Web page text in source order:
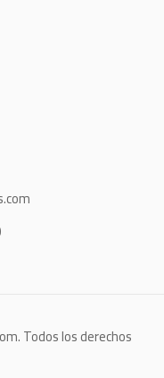
Todos los derechos